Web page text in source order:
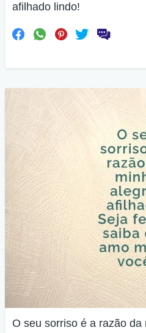
afilhado lindo!
O seu sorriso é a razão